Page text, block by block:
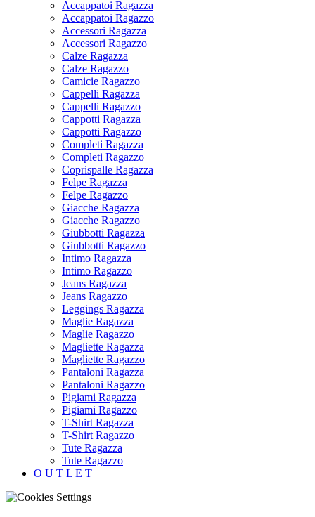
Accappatoi Ragazza
Accappatoi Ragazzo
Accessori Ragazza
Accessori Ragazzo
Calze Ragazza
Calze Ragazzo
Camicie Ragazzo
Cappelli Ragazza
Cappelli Ragazzo
Cappotti Ragazza
Cappotti Ragazzo
Completi Ragazza
Completi Ragazzo
Coprispalle Ragazza
Felpe Ragazza
Felpe Ragazzo
Giacche Ragazza
Giacche Ragazzo
Giubbotti Ragazza
Giubbotti Ragazzo
Intimo Ragazza
Intimo Ragazzo
Jeans Ragazza
Jeans Ragazzo
Leggings Ragazza
Maglie Ragazza
Maglie Ragazzo
Magliette Ragazza
Magliette Ragazzo
Pantaloni Ragazza
Pantaloni Ragazzo
Pigiami Ragazza
Pigiami Ragazzo
T-Shirt Ragazza
T-Shirt Ragazzo
Tute Ragazza
Tute Ragazzo
O U T L E T